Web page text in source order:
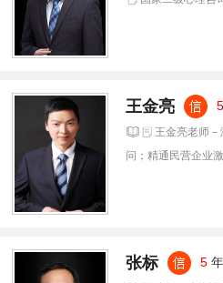
王金亮 5
王金亮老师
问；精通民营企业
张标 5